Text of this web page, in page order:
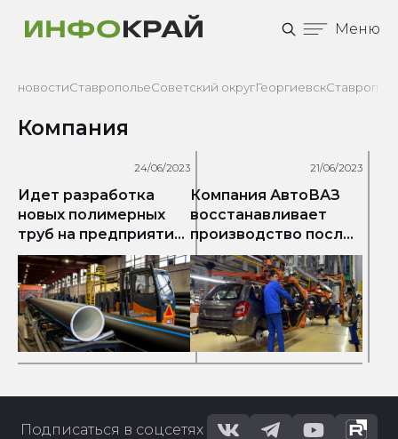
Меню
новостиСтавропольеСоветский округГеоргиевск
Компания
24/06/2023
Идет разработка
новых полимерных
труб на предприятии
столицы
21/06/2023
Компания АвтоВАЗ
восстанавливает
производство после
перерыва
Подписаться в соцсетях